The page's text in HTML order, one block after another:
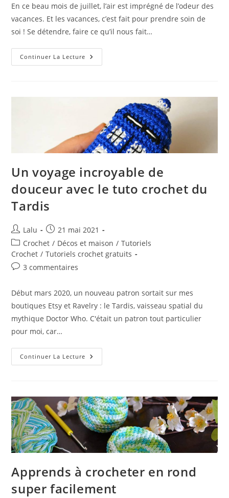
publication :
En ce beau mois de juillet, l’air est imprégné de l’odeur des
vacances. Et les vacances, c’est fait pour prendre soin de
soi ! Se détendre, faire ce qu’il nous fait…
Continuer La Lecture Tuto
Facile
Crochet
Un voyage incroyable de
douceur avec le tuto crochet du
Tardis
Auteur/autrice
de
la
publication :
Lalu
Publication
publiée :
21 mai 2021
Post
category:
Crochet / Décos et maison / Tutoriels
Crochet / Tutoriels crochet gratuits
Commentaires
publication :
3 commentaires
Début mars 2020, un nouveau patron sortait sur mes
boutiques Etsy et Ravelry : le Tardis, vaisseau spatial du
mythique Doctor Who. C'était un patron tout particulier
pour moi, car…
Continuer La Lecture Un
Voyage
Le
Tuto
Crochet
Du
Tardis
Apprends à crocheter en rond
super facilement